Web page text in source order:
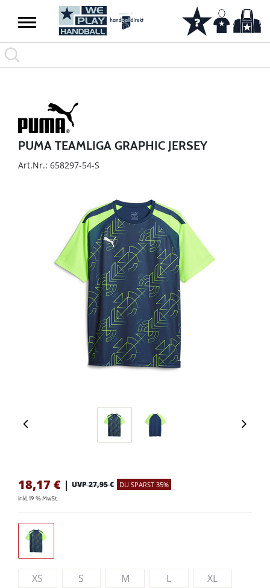
PUMA TEAMLIGA GRAPHIC JERSEY
Art.Nr.: 658297-54-S
18,17 € | UVP 27,95 € DU SPARST 35%
inkl. 19 % MwSt.
XS S M L
XL